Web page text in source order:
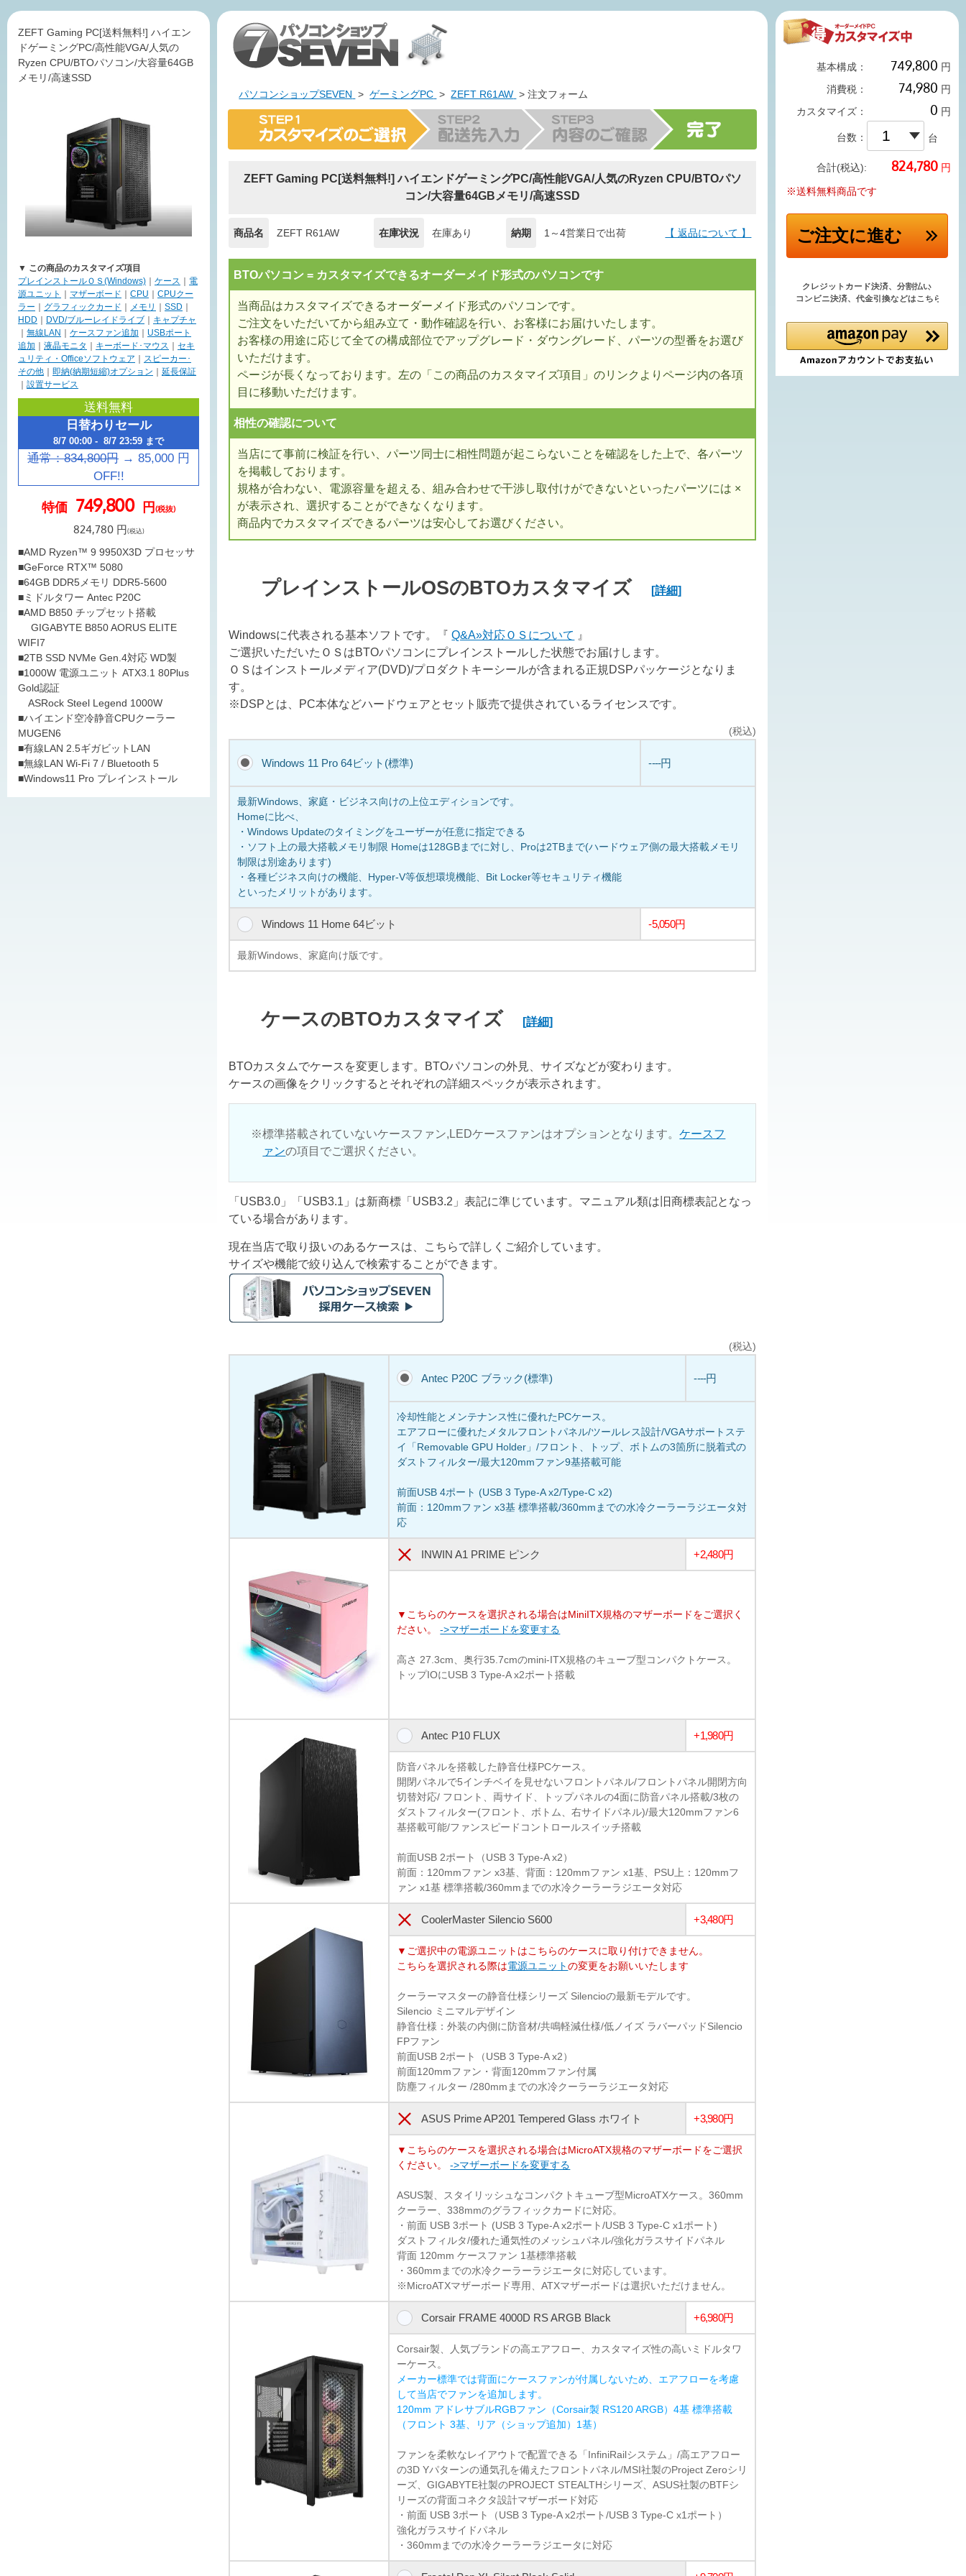
ZEFT Gaming PC[送料無料!] ハイエン
ドゲーミングPC/高性能VGA/人気の
Ryzen CPU/BTOパソコン/大容量64GB
メモリ/高速SSD
▼ この商品のカスタマイズ項目
プレインストールＯＳ(Windows)
ケース
電
源ユニット
マザーボード CPU
CPUクー
ラー
グラフィックカード メモリ SSD
HDD
DVD/ブルーレイドライブ
キャプチャ
無線LAN ケースファン追加
USBポート
追加
液晶モニタ キーボード･マウス
セキ
ュリティ・Officeソフトウェア
スピーカー･
その他
即納(納期短縮)オプション
延長保証
設置サービス
送料無料
日替わりセール
8/7 00:00 - 8/7 23:59 まで
通常：834,800円 →85,000 円
OFF!!
特価 749,800 円(税抜)
824,780円(税込)
■AMD Ryzen™ 9 9950X3D プロセッサ
■GeForce RTX™ 5080
■64GB DDR5メモリ DDR5-5600
■ミドルタワー Antec P20C
■AMD B850 チップセット搭載
GIGABYTE B850 AORUS ELITE
WIFI7
■2TB SSD NVMe Gen.4対応 WD製
■1000W 電源ユニット ATX3.1 80Plus
Gold認証
ASRock Steel Legend 1000W
■ハイエンド空冷静音CPUクーラー
MUGEN6
■有線LAN 2.5ギガビットLAN
■無線LAN Wi-Fi 7 / Bluetooth 5
■Windows11 Pro プレインストール
パソコンショップSEVEN >ゲーミングPC >ZEFT R61AW > 注文フォーム
ZEFT Gaming PC[送料無料!] ハイエンドゲーミングPC/高性能VGA/人気のRyzen CPU/BTOパソ
コン/大容量64GBメモリ/高速SSD
商品名 ZEFT R61AW 在庫状況 在庫あり 納期 1～4営業日で出荷 【 返品について 】
BTOパソコン = カスタマイズできるオーダーメイド形式のパソコンです
当商品はカスタマイズできるオーダーメイド形式のパソコンです。
ご注文をいただいてから組み立て・動作確認を行い、お客様にお届けいたします。
お客様の用途に応じて全ての構成部位でアップグレード・ダウングレード、パーツの型番をお選び
いただけます。
ページが長くなっております。左の「この商品のカスタマイズ項目」のリンクよりページ内の各項
目に移動いただけます。
相性の確認について
当店にて事前に検証を行い、パーツ同士に相性問題が起こらないことを確認をした上で、各パーツ
を掲載しております。
規格が合わない、電源容量を超える、組み合わせで干渉し取付けができないといったパーツには ×
が表示され、選択することができなくなります。
商品内でカスタマイズできるパーツは安心してお選びください。
プレインストールOSのBTOカスタマイズ[詳細]
Windowsに代表される基本ソフトです。『Q&A»対応ＯＳについて 』
ご選択いただいたＯＳはBTOパソコンにプレインストールした状態でお届けします。
ＯＳはインストールメディア(DVD)/プロダクトキーシールが含まれる正規DSPパッケージとなりま
す。
※DSPとは、PC本体などハードウェアとセット販売で提供されているライセンスです。
(税込)
Windows 11 Pro 64ビット(標準) ----円
最新Windows、家庭・ビジネス向けの上位エディションです。
Homeに比べ、
・Windows Updateのタイミングをユーザーが任意に指定できる
・ソフト上の最大搭載メモリ制限 Homeは128GBまでに対し、Proは2TBまで(ハードウェア側の最大搭載メモリ
制限は別途あります)
・各種ビジネス向けの機能、Hyper-V等仮想環境機能、Bit Locker等セキュリティ機能
といったメリットがあります。
Windows 11 Home 64ビット -5,050円
最新Windows、家庭向け版です。
ケースのBTOカスタマイズ[詳細]
BTOカスタムでケースを変更します。BTOパソコンの外見、サイズなどが変わります。
ケースの画像をクリックするとそれぞれの詳細スペックが表示されます。
標準搭載されていないケースファン,LEDケースファンはオプションとなります。ケースフ
ァンの項目でご選択ください。
「USB3.0」「USB3.1」は新商標「USB3.2」表記に準じています。マニュアル類は旧商標表記となっ
ている場合があります。
現在当店で取り扱いのあるケースは、こちらで詳しくご紹介しています。
サイズや機能で絞り込んで検索することができます。
(税込)
Antec P20C ブラック(標準) ----円
冷却性能とメンテナンス性に優れたPCケース。
エアフローに優れたメタルフロントパネル/ツールレス設計/VGAサポートステ
イ「Removable GPU Holder」/フロント、トップ、ボトムの3箇所に脱着式の
ダストフィルター/最大120mmファン9基搭載可能
前面USB 4ポート (USB 3 Type-A x2/Type-C x2)
前面：120mmファン x3基 標準搭載/360mmまでの水冷クーラーラジエータ対
応
INWIN A1 PRIME ピンク +2,480円
▼こちらのケースを選択される場合はMiniITX規格のマザーボードをご選択く
ださい。->マザーボードを変更する
高さ 27.3cm、奥行35.7cmのmini-ITX規格のキューブ型コンパクトケース。
トップIOにUSB 3 Type-A x2ポート搭載
Antec P10 FLUX +1,980円
防音パネルを搭載した静音仕様PCケース。
開閉パネルで5インチベイを見せないフロントパネル/フロントパネル開閉方向
切替対応/ フロント、両サイド、トップパネルの4面に防音パネル搭載/3枚の
ダストフィルター(フロント、ボトム、右サイドパネル)/最大120mmファン6
基搭載可能/ファンスピードコントロールスイッチ搭載
前面USB 2ポート（USB 3 Type-A x2）
前面：120mmファン x3基、背面：120mmファン x1基、PSU上：120mmフ
ァン x1基 標準搭載/360mmまでの水冷クーラーラジエータ対応
CoolerMaster Silencio S600 +3,480円
▼ご選択中の電源ユニットはこちらのケースに取り付けできません。
こちらを選択される際は電源ユニットの変更をお願いいたします
クーラーマスターの静音仕様シリーズ Silencioの最新モデルです。
Silencio ミニマルデザイン
静音仕様：外装の内側に防音材/共鳴軽減仕様/低ノイズ ラバーパッドSilencio
FPファン
前面USB 2ポート（USB 3 Type-A x2）
前面120mmファン・背面120mmファン付属
防塵フィルター /280mmまでの水冷クーラーラジエータ対応
ASUS Prime AP201 Tempered Glass ホワイト +3,980円
▼こちらのケースを選択される場合はMicroATX規格のマザーボードをご選択
ください。->マザーボードを変更する
ASUS製、スタイリッシュなコンパクトキューブ型MicroATXケース。360mm
クーラー、338mmのグラフィックカードに対応。
・前面 USB 3ポート (USB 3 Type-A x2ポート/USB 3 Type-C x1ポート)
ダストフィルタ/優れた通気性のメッシュパネル/強化ガラスサイドパネル
背面 120mm ケースファン 1基標準搭載
・360mmまでの水冷クーラーラジエータに対応しています。
※MicroATXマザーボード専用、ATXマザーボードは選択いただけません。
Corsair FRAME 4000D RS ARGB Black +6,980円
Corsair製、人気ブランドの高エアフロー、カスタマイズ性の高いミドルタワ
ーケース。
メーカー標準では背面にケースファンが付属しないため、エアフローを考慮
して当店でファンを追加します。
120mm アドレサブルRGBファン（Corsair製 RS120 ARGB）4基 標準搭載
（フロント 3基、リア（ショップ追加）1基）
ファンを柔軟なレイアウトで配置できる「InfiniRailシステム」/高エアフロー
の3D Yパターンの通気孔を備えたフロントパネル/MSI社製のProject Zeroシリ
ーズ、GIGABYTE社製のPROJECT STEALTHシリーズ、ASUS社製のBTFシ
リーズの背面コネクタ設計マザーボード対応
・前面 USB 3ポート（USB 3 Type-A x2ポート/USB 3 Type-C x1ポート）
強化ガラスサイドパネル
・360mmまでの水冷クーラーラジエータに対応
基本構成：
円
消費税：
円
カスタマイズ：
円
台数： 台
合計(税込): 円
※送料無料商品です
ご注文に進む